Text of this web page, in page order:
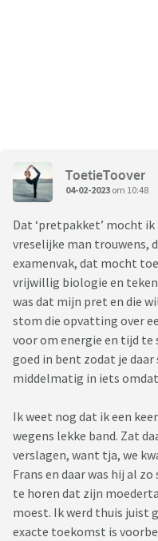
ToetieToover
04-02-2023 om 10:48
Dat ‘pretpakket’ mocht
vreselijke man trouwens,
examenvak, dat mocht
vrijwillig biologie en
was dat mijn pret en die
stom die opvatting over
voor om energie en tijd te
goed in bent zodat je
middelmatig in iets
Ik weet nog dat ik een
wegens lekke band. Zat
verslagen, want tja, we
Frans en daar was hij al
te horen dat zijn
moest. Ik werd thuis juist
exacte toekomst is